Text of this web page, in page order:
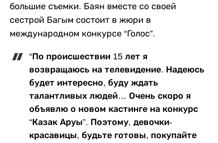
большие съемки. Баян вместе со своей
сестрой Багым состоит в жюри в
международном конкурсе “Голос”.
“По происшествии 15 лет я
возвращаюсь на телевидение. Надеюсь
будет интересно, буду ждать
талантливых людей… Очень скоро я
объявлю о новом кастинге на конкурс
“Казак Аруы”. Поэтому, девочки-
красавицы, будьте готовы, покупайте